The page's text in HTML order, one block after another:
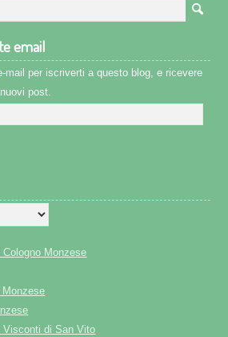
email
mail per iscriverti a questo blog, e ricevere
post.
Monzese
Monzese
di San Vito